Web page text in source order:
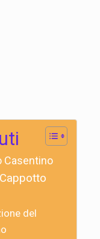
Casentino
del